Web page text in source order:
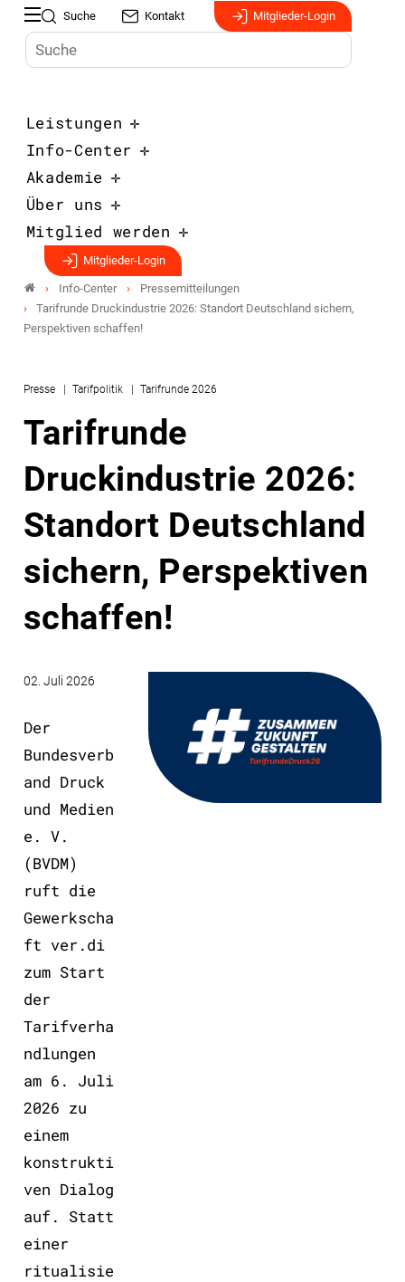
Suche Kontakt Mitglieder-Login
Leistungen
Info-Center
Akademie
Über uns
Mitglied werden
Mitglieder-Login
Info-Center
Pressemitteilungen
Tarifrunde Druckindustrie 2026: Standort Deutschland sichern,
Perspektiven schaffen!
Presse Tarifpolitik Tarifrunde 2026
Tarifrunde
Druckindustrie 2026:
Standort Deutschland
sichern, Perspektiven
schaffen!
02. Juli 2026
Der
Bundesverb
and Druck
und Medien
e. V.
(BVDM)
ruft die
Gewerkscha
ft ver.di
zum Start
der
Tarifverha
ndlungen
am 6. Juli
2026 zu
einem
konstrukti
ven Dialog
auf. Statt
einer
ritualisie